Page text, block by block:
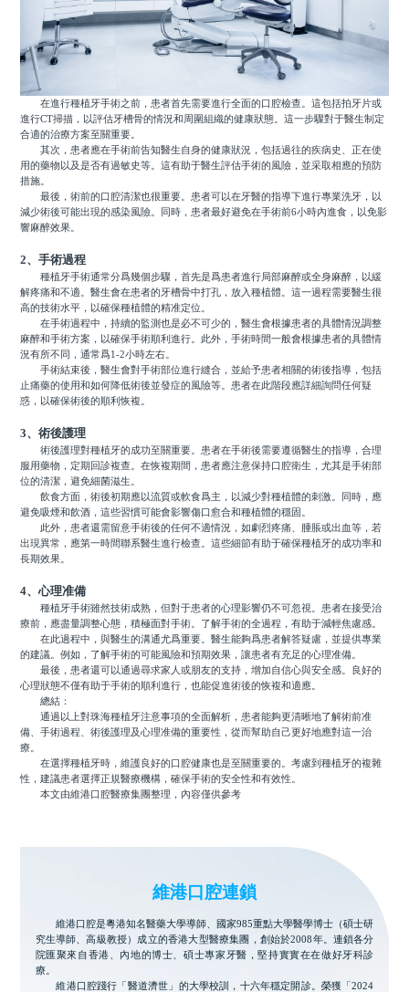
在進行種植牙手術之前，患者首先需要進行全面的口腔檢查。這包括拍牙片或
進行CT掃描，以評估牙槽骨的情況和周圍組織的健康狀態。這一步驟對于醫生制定
合適的治療方案至關重要。
其次，患者應在手術前告知醫生自身的健康狀況，包括過往的疾病史、正在使
用的藥物以及是否有過敏史等。這有助于醫生評估手術的風險，並采取相應的預防
措施。
最後，術前的口腔清潔也很重要。患者可以在牙醫的指導下進行專業洗牙，以
減少術後可能出現的感染風險。同時，患者最好避免在手術前6小時內進食，以免影
響麻醉效果。
2、手術過程
種植牙手術通常分爲幾個步驟，首先是爲患者進行局部麻醉或全身麻醉，以緩
解疼痛和不適。醫生會在患者的牙槽骨中打孔，放入種植體。這一過程需要醫生很
高的技術水平，以確保種植體的精准定位。
在手術過程中，持續的監測也是必不可少的，醫生會根據患者的具體情況調整
麻醉和手術方案，以確保手術順利進行。此外，手術時間一般會根據患者的具體情
況有所不同，通常爲1-2小時左右。
手術結束後，醫生會對手術部位進行縫合，並給予患者相關的術後指導，包括
止痛藥的使用和如何降低術後並發症的風險等。患者在此階段應詳細詢問任何疑
惑，以確保術後的順利恢複。
3、術後護理
術後護理對種植牙的成功至關重要。患者在手術後需要遵循醫生的指導，合理
服用藥物，定期回診複查。在恢複期間，患者應注意保持口腔衛生，尤其是手術部
位的清潔，避免細菌滋生。
飲食方面，術後初期應以流質或軟食爲主，以減少對種植體的刺激。同時，應
避免吸煙和飲酒，這些習慣可能會影響傷口愈合和種植體的穩固。
此外，患者還需留意手術後的任何不適情況，如劇烈疼痛、腫脹或出血等，若
出現異常，應第一時間聯系醫生進行檢查。這些細節有助于確保種植牙的成功率和
長期效果。
4、心理准備
種植牙手術雖然技術成熟，但對于患者的心理影響仍不可忽視。患者在接受治
療前，應盡量調整心態，積極面對手術。了解手術的全過程，有助于減輕焦慮感。
在此過程中，與醫生的溝通尤爲重要。醫生能夠爲患者解答疑慮，並提供專業
的建議。例如，了解手術的可能風險和預期效果，讓患者有充足的心理准備。
最後，患者還可以通過尋求家人或朋友的支持，增加自信心與安全感。良好的
心理狀態不僅有助于手術的順利進行，也能促進術後的恢複和適應。
總結：
通過以上對珠海種植牙注意事項的全面解析，患者能夠更清晰地了解術前准
備、手術過程、術後護理及心理准備的重要性，從而幫助自己更好地應對這一治
療。
在選擇種植牙時，維護良好的口腔健康也是至關重要的。考慮到種植牙的複雜
性，建議患者選擇正規醫療機構，確保手術的安全性和有效性。
本文由維港口腔醫療集團整理，內容僅供參考
維港口腔連鎖
維港口腔是粵港知名醫藥大學導師、國家985重點大學醫學博士（碩士研
究生導師、高級教授）成立的香港大型醫療集團，創始於2008年。連鎖各分
院匯聚來自香港、內地的博士、碩士專家牙醫，堅持實實在在做好牙科診
療。
維港口腔踐行「醫道濟世」的大學校訓，十六年穩定開診。榮獲「2024